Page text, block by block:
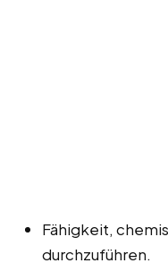
Fähigkeit,
durchzuführen.